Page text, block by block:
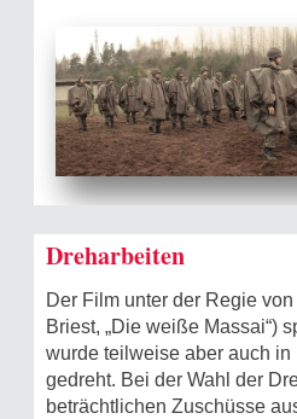
Dreharbeiten
Der Film unter der Regie
Briest, „Die weiße Massai“)
wurde teilweise aber auch
gedreht. Bei der Wahl der
beträchtlichen Zuschüsse